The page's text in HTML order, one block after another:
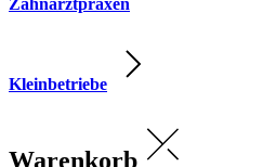
Zahnarztpraxen
Kleinbetriebe
Warenkorb